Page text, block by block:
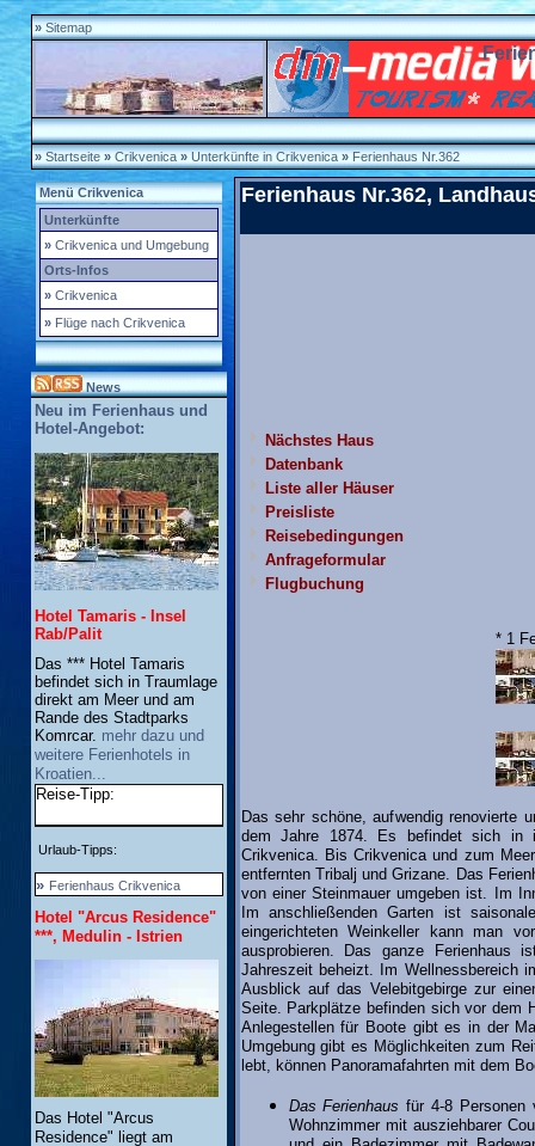
» Sitemap
» Startseite» Crikvenica » Unterkünfte in Crikvenica» Ferienhaus Nr.362
Menü Crikvenica
Unterkünfte
» Crikvenica und Umgebung
Orts-Infos
» Crikvenica
» Flüge nach Crikvenica
News
Neu im Ferienhaus und
Hotel-Angebot:
Hotel Tamaris - Insel
Rab/Palit
Das *** Hotel Tamaris
befindet sich in Traumlage
direkt am Meer und am
Rande des Stadtparks
Komrcar. mehr dazu und
weitere Ferienhotels in
Kroatien...
Reise-Tipp:
Urlaub-Tipps:
» Ferienhaus Crikvenica
Hotel "Arcus Residence"
***, Medulin - Istrien
Das Hotel "Arcus
Residence" liegt am
Ferienhaus Nr.362,
Nächstes Haus
Datenbank
Liste aller Häuser
Preisliste
Reisebedingungen
Anfrageformular
Flugbuchung
* 1
Das sehr schöne, aufwendig renovierte
dem Jahre 1874. Es befindet sich in
Crikvenica. Bis Crikvenica und zum
entfernten Tribalj und Grizane. Das
von einer Steinmauer umgeben ist. Im
Im anschließenden Garten ist
eingerichteten Weinkeller kann man
ausprobieren. Das ganze Ferienhaus
Jahreszeit beheizt. Im Wellnessbereich
Ausblick auf das Velebitgebirge zur
Seite. Parkplätze befinden sich vor dem
Anlegestellen für Boote gibt es in der
Umgebung gibt es Möglichkeiten zum
lebt, können Panoramafahrten mit dem
Das Ferienhaus für 4-8 Personen
Wohnzimmer mit ausziehbarer